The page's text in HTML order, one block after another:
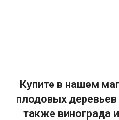
Купите в нашем
плодовых деревьев
также винограда